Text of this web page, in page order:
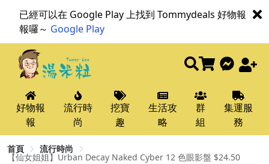
已經可以在 Google Play 上找到 Tommydeals 好物報
報囉～ Google Play
好物報
報
流行時
尚
挖寶
趣
生活攻
略
群
組
集運服
務
首頁 流行時尚
【仙女姐姐】Urban Decay Naked Cyber 12 色眼影盤 $24.50